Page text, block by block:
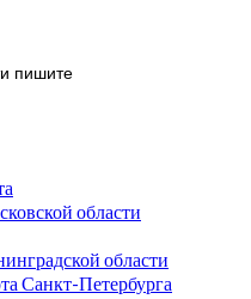
пишите
области
области
Санкт-Петербурга